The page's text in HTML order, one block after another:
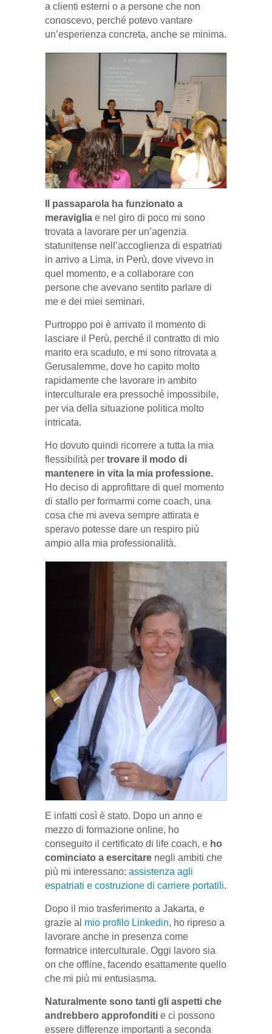
a clienti esterni o a persone che non
conoscevo, perché potevo vantare
un’esperienza concreta, anche se minima.
Il passaparola ha funzionato a
meraviglia e nel giro di poco mi sono
trovata a lavorare per un’agenzia
statunitense nell’accoglienza di espatriati
in arrivo a Lima, in Perù, dove vivevo in
quel momento, e a collaborare con
persone che avevano sentito parlare di
me e dei miei seminari.
Purtroppo poi è arrivato il momento di
lasciare il Perù, perché il contratto di mio
marito era scaduto, e mi sono ritrovata a
Gerusalemme, dove ho capito molto
rapidamente che lavorare in ambito
interculturale era pressoché impossibile,
per via della situazione politica molto
intricata.
Ho dovuto quindi ricorrere a tutta la mia
flessibilità per trovare il modo di
mantenere in vita la mia professione.
Ho deciso di approfittare di quel momento
di stallo per formarmi come coach, una
cosa che mi aveva sempre attirata e
speravo potesse dare un respiro più
ampio alla mia professionalità.
E infatti così è stato. Dopo un anno e
mezzo di formazione online, ho
conseguito il certificato di life coach, e ho
cominciato a esercitare negli ambiti che
più mi interessano: assistenza agli
espatriati e costruzione di carriere portatili.
Dopo il mio trasferimento a Jakarta, e
grazie al mio profilo Linkedin, ho ripreso a
lavorare anche in presenza come
formatrice interculturale. Oggi lavoro sia
on che offline, facendo esattamente quello
che mi più mi entusiasma.
Naturalmente sono tanti gli aspetti che
andrebbero approfonditi e ci possono
essere differenze importanti a seconda